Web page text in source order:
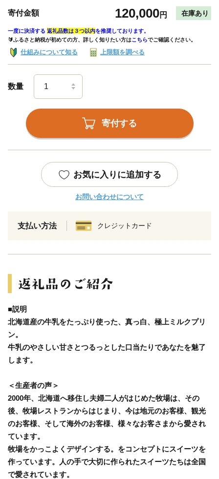
寄付金額 120,000円 在庫あり
一度に決済する 返礼品数は３つ以内を推奨しております。
🔰ふるさと納税が初めての方、詳しく知りたい方はこちらでご確認ください。
仕組みについて知る 上限額を調べる
数量
寄付する
お気に入りに追加する
お問い合わせについて
支払い方法 クレジットカード
■説明
北海道産の牛乳をたっぷり使った、真っ白、極上ミルクプリ
ン。
牛乳のやさしい甘さとつるっとした口当たりであなたを魅了
します。
＜生産者の声＞
2000年、北海道へ移住し夫婦二人がはじめた牧場は、その
後、牧場レストランからはじまり、今は地元のお客様、観光
のお客様、そして海外のお客様、様々なお客さまから愛され
ています。
牧場をかっこよくデザインする。をコンセプトにスイーツを
作っています。人の手で大切に作られたスイーツたちは全国
で愛されています。